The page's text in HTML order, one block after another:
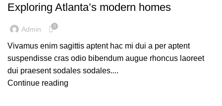
Exploring Atlanta’s modern homes
Admin 0
Vivamus enim sagittis aptent hac mi dui a per aptent
suspendisse cras odio bibendum augue rhoncus laoreet
dui praesent sodales sodales....
Continue reading